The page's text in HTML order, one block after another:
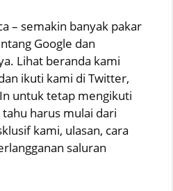
– semakin banyak pakar
Google dan
Lihat beranda kami
ikuti kami di Twitter,
untuk tetap mengikuti
harus mulai dari
kami, ulasan, cara
saluran